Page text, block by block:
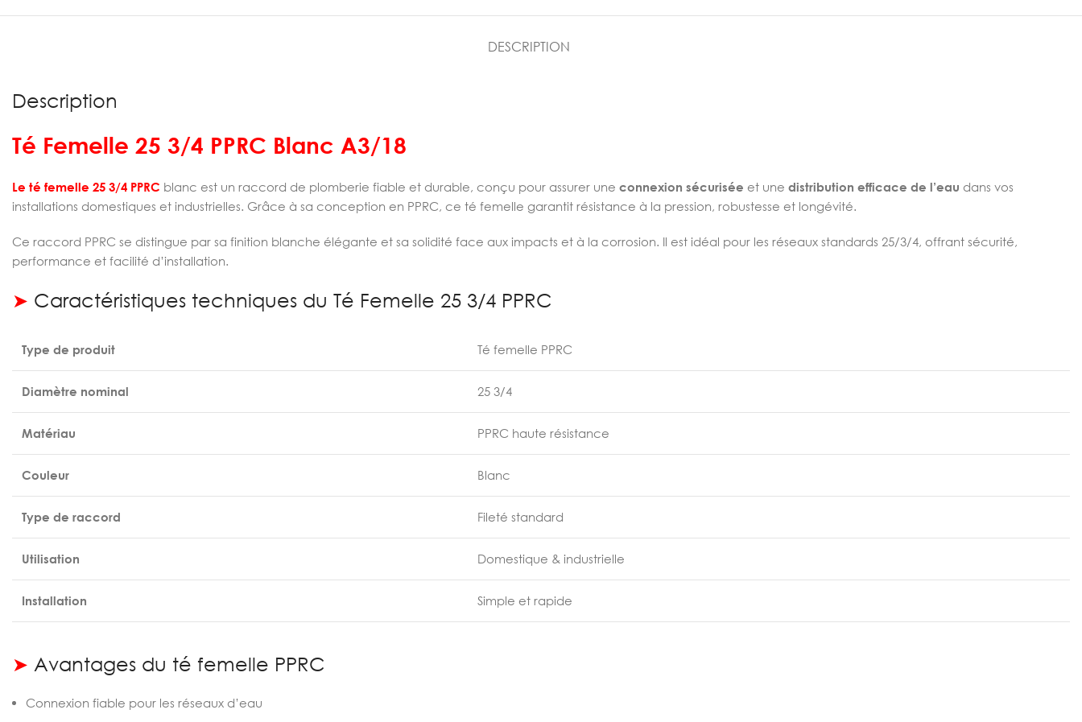
DESCRIPTION
Description
Té Femelle 25 3/4 PPRC Blanc A3/18
Le té femelle 25 3/4 PPRC blanc est un raccord de plomberie fiable et durable, conçu pour assurer une connexion sécurisée et une distribution efficace de l’eau dans vos
installations domestiques et industrielles. Grâce à sa conception en PPRC, ce té femelle garantit résistance à la pression, robustesse et longévité.
Ce raccord PPRC se distingue par sa finition blanche élégante et sa solidité face aux impacts et à la corrosion. Il est idéal pour les réseaux standards 25/3/4, offrant sécurité,
performance et facilité d’installation.
➤ Caractéristiques techniques du Té Femelle 25 3/4 PPRC
Type de produit Té femelle PPRC
Diamètre nominal 25 3/4
Matériau PPRC haute résistance
Couleur Blanc
Type de raccord Fileté standard
Utilisation Domestique & industrielle
Installation Simple et rapide
➤ Avantages du té femelle PPRC
Connexion fiable pour les réseaux d’eau